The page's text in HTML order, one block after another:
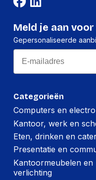
Categorieën
Computers en
Kantoor, werk en
Eten, drinken en
Presentatie en
Kantoormeubelen en
verlichting
Meld je aan
Gepersonaliseerde
Email